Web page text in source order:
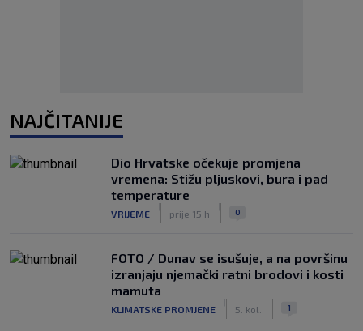
NAJČITANIJE
Dio Hrvatske očekuje promjena
vremena: Stižu pljuskovi, bura i pad
temperature
VRIJEME prije 15 h 0
FOTO / Dunav se isušuje, a na površinu
izranjaju njemački ratni brodovi i kosti
mamuta
KLIMATSKE PROMJENE 5. kol. 1